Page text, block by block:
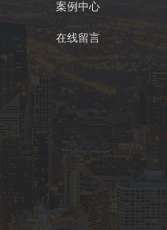
案例中心
在线留言